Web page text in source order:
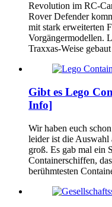
Revolution im RC-
Rover Defender
mit stark erweiterten
Vorgängermodellen.
Traxxas-Weise gebaut
Gibt es Lego
Info]
Wir haben euch
leider ist die
groß. Es gab mal ein
Containerschiffen,
berühmtesten